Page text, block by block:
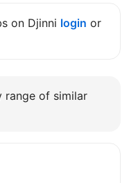
on Djinni login or
range of similar